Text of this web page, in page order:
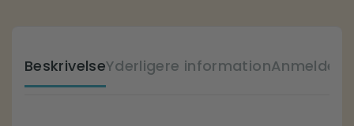
BeskrivelseYderligere information